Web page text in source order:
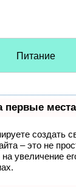
Питание
первые
создать
– это не
увеличение